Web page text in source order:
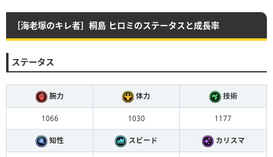
［海老塚のキレ者］桐島 ヒロミのステータスと成長率
ステータス
腕力 体力 技術
1066 1030 1177
知性 スピード カリスマ